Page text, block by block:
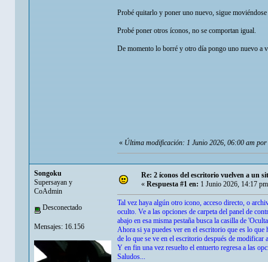
Probé quitarlo y poner uno nuevo, sigue
Probé poner otros íconos, no se comportan igual.
De momento lo borré y otro día pongo uno nuevo a
«Última modificación: 1 Junio 2026, 06:00 am por
Songoku
Supersayan y
CoAdmin
Desconectado
Mensajes: 16.156
Re: 2 íconos del escritorio vuelven a un
« Respuesta #1 en: 1 Junio 2026, 14:17
Tal vez haya algún otro icono, acceso directo, o
oculto. Ve a las opciones de carpeta del panel de
abajo en esa misma pestaña busca la casilla de
Ahora si ya puedes ver en el escritorio que es lo que
de lo que se ve en el escritorio después de modificar
Y en fin una vez resuelto el entuerto regresa a las
Saludos...